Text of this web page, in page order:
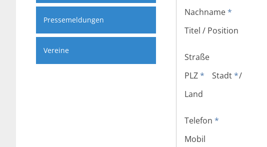
Pressemeldungen
Vereine
Nachname*
Titel / Position
Straße
PLZ* /
Stadt*
Land
Telefon *
Mobil